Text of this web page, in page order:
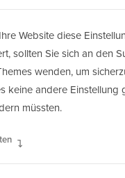
Website diese
sollten Sie sich an den
wenden, um
keine andere Einstellung
müssten.